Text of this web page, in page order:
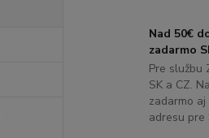
Nad 50€
zadarmo
Pre službu
SK a CZ.
zadarmo
adresu pre